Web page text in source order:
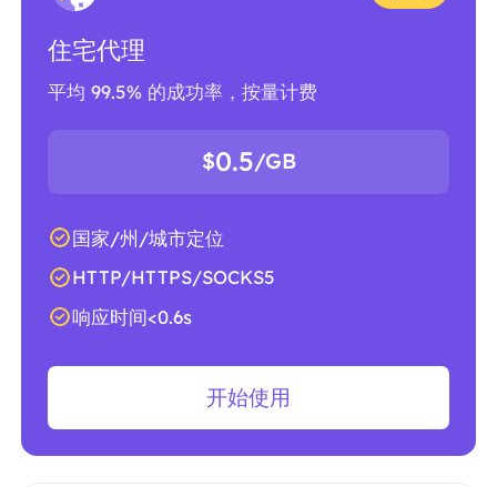
住宅代理
平均 99.5% 的成功率，按量计费
$0.5/GB
国家/州/城市定位
HTTP/HTTPS/SOCKS5
响应时间<0.6s
开始使用